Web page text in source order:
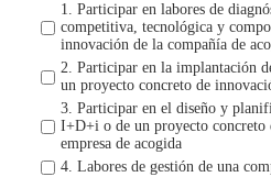
1. Participar en labores de
competitiva, tecnológica y
innovación de la compañía de
2. Participar en la implantación
un proyecto concreto de
3. Participar en el diseño y
I+D+i o de un proyecto concreto
empresa de acogida
4. Labores de gestión de una